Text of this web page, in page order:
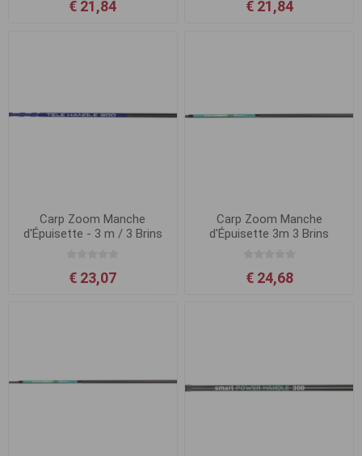
€ 21,84 € 21,84
Carp Zoom Manche
d'Épuisette - 3 m / 3 Brins
€ 23,07
Carp Zoom Manche
d'Épuisette 3m 3 Brins
€ 24,68